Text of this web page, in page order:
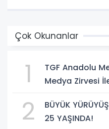
Çok Okunanlar
1
TGF Anadolu
Medya Zirvesi
2
BÜYÜK
25 YAŞINDA!